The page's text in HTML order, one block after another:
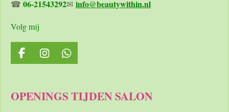
☎ 06-21543292✉ info@beautywithin.nl
Volg mij
F
a
b
I
n
a
W
h
s
OPENINGS TIJDEN SALON